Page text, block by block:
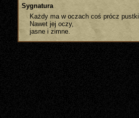
Sygnatura
Każdy ma w oczach coś prócz pustki
Nawet jej oczy,
jasne i zimne.